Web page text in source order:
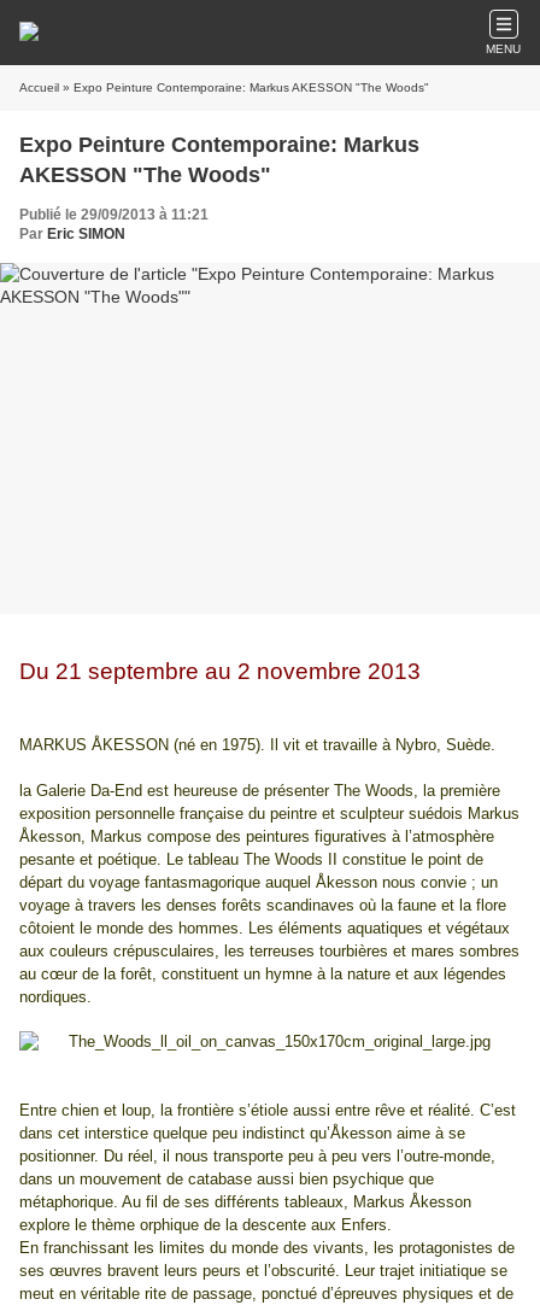
MENU
Accueil » Expo Peinture Contemporaine: Markus AKESSON "The Woods"
Expo Peinture Contemporaine: Markus
AKESSON "The Woods"
Publié le 29/09/2013 à 11:21
Par Eric SIMON
Du 21 septembre au 2 novembre 2013
MARKUS ÅKESSON (né en 1975). Il vit et travaille à Nybro, Suède.
la Galerie Da-End est heureuse de présenter The Woods, la première
exposition personnelle française du peintre et sculpteur suédois Markus
Åkesson, Markus compose des peintures figuratives à l’atmosphère
pesante et poétique. Le tableau The Woods II constitue le point de
départ du voyage fantasmagorique auquel Åkesson nous convie ; un
voyage à travers les denses forêts scandinaves où la faune et la flore
côtoient le monde des hommes. Les éléments aquatiques et végétaux
aux couleurs crépusculaires, les terreuses tourbières et mares sombres
au cœur de la forêt, constituent un hymne à la nature et aux légendes
nordiques.
Entre chien et loup, la frontière s’étiole aussi entre rêve et réalité. C’est
dans cet interstice quelque peu indistinct qu’Åkesson aime à se
positionner. Du réel, il nous transporte peu à peu vers l’outre-monde,
dans un mouvement de catabase aussi bien psychique que
métaphorique. Au fil de ses différents tableaux, Markus Åkesson
explore le thème orphique de la descente aux Enfers.
En franchissant les limites du monde des vivants, les protagonistes de
ses œuvres bravent leurs peurs et l’obscurité. Leur trajet initiatique se
meut en véritable rite de passage, ponctué d’épreuves physiques et de